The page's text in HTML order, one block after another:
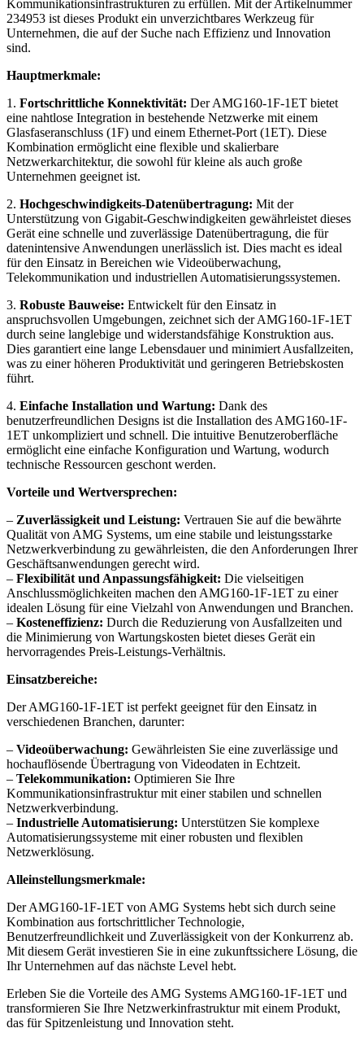
Kommunikationsinfrastrukturen zu erfüllen. Mit der Artikelnummer
234953 ist dieses Produkt ein unverzichtbares Werkzeug für
Unternehmen, die auf der Suche nach Effizienz und Innovation
sind.
Hauptmerkmale:
1. Fortschrittliche Konnektivität: Der AMG160-1F-1ET bietet
eine nahtlose Integration in bestehende Netzwerke mit einem
Glasfaseranschluss (1F) und einem Ethernet-Port (1ET). Diese
Kombination ermöglicht eine flexible und skalierbare
Netzwerkarchitektur, die sowohl für kleine als auch große
Unternehmen geeignet ist.
2. Hochgeschwindigkeits-Datenübertragung: Mit der
Unterstützung von Gigabit-Geschwindigkeiten gewährleistet dieses
Gerät eine schnelle und zuverlässige Datenübertragung, die für
datenintensive Anwendungen unerlässlich ist. Dies macht es ideal
für den Einsatz in Bereichen wie Videoüberwachung,
Telekommunikation und industriellen Automatisierungssystemen.
3. Robuste Bauweise: Entwickelt für den Einsatz in
anspruchsvollen Umgebungen, zeichnet sich der AMG160-1F-1ET
durch seine langlebige und widerstandsfähige Konstruktion aus.
Dies garantiert eine lange Lebensdauer und minimiert Ausfallzeiten,
was zu einer höheren Produktivität und geringeren Betriebskosten
führt.
4. Einfache Installation und Wartung: Dank des
benutzerfreundlichen Designs ist die Installation des AMG160-1F-
1ET unkompliziert und schnell. Die intuitive Benutzeroberfläche
ermöglicht eine einfache Konfiguration und Wartung, wodurch
technische Ressourcen geschont werden.
Vorteile und Wertversprechen:
– Zuverlässigkeit und Leistung: Vertrauen Sie auf die bewährte
Qualität von AMG Systems, um eine stabile und leistungsstarke
Netzwerkverbindung zu gewährleisten, die den Anforderungen Ihrer
Geschäftsanwendungen gerecht wird.
– Flexibilität und Anpassungsfähigkeit: Die vielseitigen
Anschlussmöglichkeiten machen den AMG160-1F-1ET zu einer
idealen Lösung für eine Vielzahl von Anwendungen und Branchen.
– Kosteneffizienz: Durch die Reduzierung von Ausfallzeiten und
die Minimierung von Wartungskosten bietet dieses Gerät ein
hervorragendes Preis-Leistungs-Verhältnis.
Einsatzbereiche:
Der AMG160-1F-1ET ist perfekt geeignet für den Einsatz in
verschiedenen Branchen, darunter:
– Videoüberwachung: Gewährleisten Sie eine zuverlässige und
hochauflösende Übertragung von Videodaten in Echtzeit.
– Telekommunikation: Optimieren Sie Ihre
Kommunikationsinfrastruktur mit einer stabilen und schnellen
Netzwerkverbindung.
– Industrielle Automatisierung: Unterstützen Sie komplexe
Automatisierungssysteme mit einer robusten und flexiblen
Netzwerklösung.
Alleinstellungsmerkmale:
Der AMG160-1F-1ET von AMG Systems hebt sich durch seine
Kombination aus fortschrittlicher Technologie,
Benutzerfreundlichkeit und Zuverlässigkeit von der Konkurrenz ab.
Mit diesem Gerät investieren Sie in eine zukunftssichere Lösung, die
Ihr Unternehmen auf das nächste Level hebt.
Erleben Sie die Vorteile des AMG Systems AMG160-1F-1ET und
transformieren Sie Ihre Netzwerkinfrastruktur mit einem Produkt,
das für Spitzenleistung und Innovation steht.